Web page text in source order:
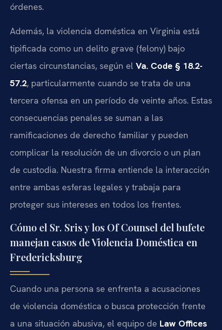
órdenes.
Además, la violencia doméstica en Virginia está
tipificada como un delito grave (felony) bajo
ciertas circunstancias, según el Va. Code § 18.2-
57.2, particularmente cuando se trata de una
tercera ofensa en un período de veinte años. Estas
consecuencias penales se suman a las
ramificaciones de derecho familiar y pueden
complicar la resolución de un divorcio o un plan
de custodia. Nuestra firma entiende la interacción
entre ambas esferas legales y trabaja para
proteger sus intereses en todos los frentes.
Cómo el Sr. Sris y los Of Counsel del bufete
manejan casos de Violencia Doméstica en
Fredericksburg
Cuando una persona se enfrenta a acusaciones
de violencia doméstica o busca protección frente
a una situación abusiva, el equipo de Law Offices